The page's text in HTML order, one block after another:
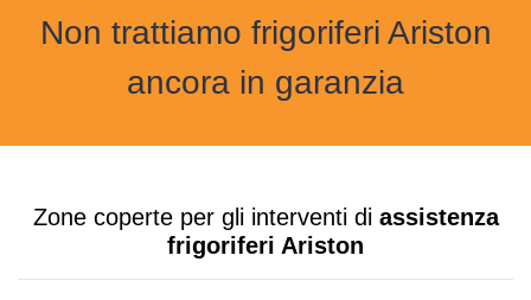
Non trattiamo frigoriferi Ariston
ancora in garanzia
Zone coperte per gli interventi di assistenza
frigoriferi Ariston